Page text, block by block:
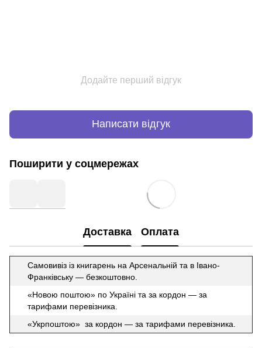
Додайте перший відгук
Написати відгук
Поширити у соцмережах
Доставка Оплата
Самовивіз із книгарень на Арсенальній та в Івано-
Франківську — безкоштовно.
«Новою поштою» по Україні та за кордон — за
тарифами перевізника.
«Укрпоштою» за кордон — за тарифами перевізника.